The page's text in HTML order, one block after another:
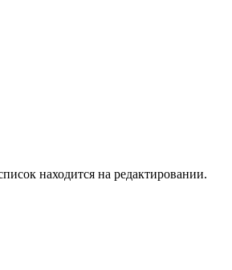
находится на редактировании.